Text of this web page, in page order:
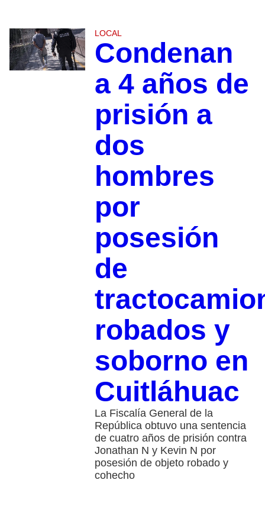
LOCAL
Condenan
a 4 años de
prisión a
dos
hombres
por
posesión
de
robados y
soborno en
Cuitláhuac
La Fiscalía General de la
República obtuvo una sentencia
de cuatro años de prisión contra
Jonathan N y Kevin N por
posesión de objeto robado y
cohecho